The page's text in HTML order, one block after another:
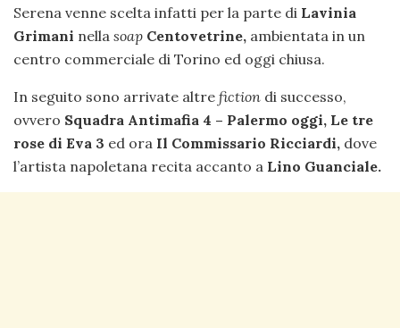
Serena venne scelta infatti per la parte di Lavinia
Grimani nella soap Centovetrine, ambientata in un
centro commerciale di Torino ed oggi chiusa.
In seguito sono arrivate altre fiction di successo,
ovvero Squadra Antimafia 4 – Palermo oggi, Le tre
rose di Eva 3 ed ora Il Commissario Ricciardi, dove
l’artista napoletana recita accanto a Lino Guanciale.